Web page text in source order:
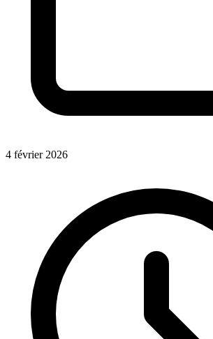
4 février 2026